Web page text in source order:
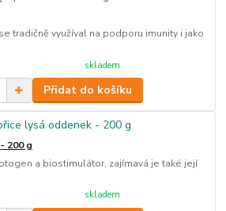
tradičně využíval na podporu imunity i jako
skladem
Přidat do košíku
200 g
a biostimulátor, zajímavá je také její
skladem